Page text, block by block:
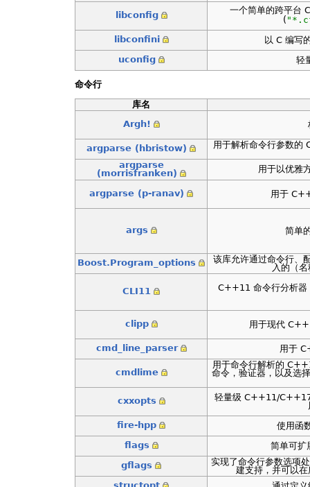
libconfig
一个简单的跨平台
(
libconfini
以 C 编写
uconfig
轻
命令行
库名
Argh!
argparse (hbristow)
用于解析命令行参数
argparse
(morrisfranken)
用于以优雅
argparse (p-ranav) 用于
args 简单
Boost.Program_options
该库允许通过命令行、
入的（
CLI11 C++11 命令行分析器
clipp 用于现代 C++
cmd_line_parser 用于
cmdlime
用于命令行解析的
命令，验证器，以及选
cxxopts
轻量级 C++11/C++17
fire-hpp
使用函
flags
简单可
gflags
实现了命令行参数选项
建支持，并可以